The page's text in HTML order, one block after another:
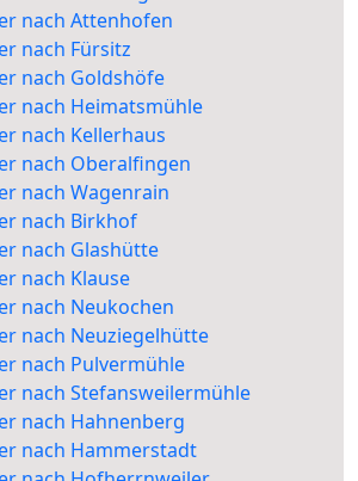
nach Attenhofen
nach Fürsitz
nach Goldshöfe
nach Heimatsmühle
nach Kellerhaus
nach Oberalfingen
nach Wagenrain
nach Birkhof
nach Glashütte
nach Klause
nach Neukochen
nach Neuziegelhütte
nach Pulvermühle
nach Stefansweilermühle
nach Hahnenberg
nach Hammerstadt